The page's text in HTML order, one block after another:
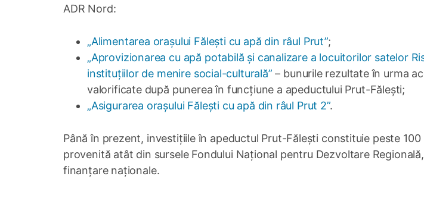
ADR Nord:
„Alimentarea orașului Fălești cu apă din râul Prut”;
„Aprovizionarea cu apă potabilă și canalizare a locuitorilor satelor
instituțiilor de menire social-culturală” – bunurile rezultate în urma
valorificate după punerea în funcțiune a apeductului Prut-Fălești;
„Asigurarea orașului Fălești cu apă din râul Prut 2”.
Până în prezent, investițiile în apeductul Prut-Fălești constituie peste 100
provenită atât din sursele Fondului Național pentru Dezvoltare
finanțare naționale.